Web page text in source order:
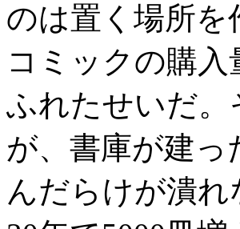
のは置く場所を
コミックの購
ふれたせいだ。
が、書庫が建
んだらけが潰